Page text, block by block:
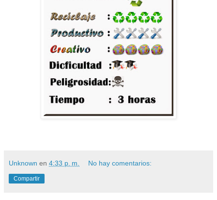
Unknown en 4:33 p. m. No hay comentarios:
Compartir